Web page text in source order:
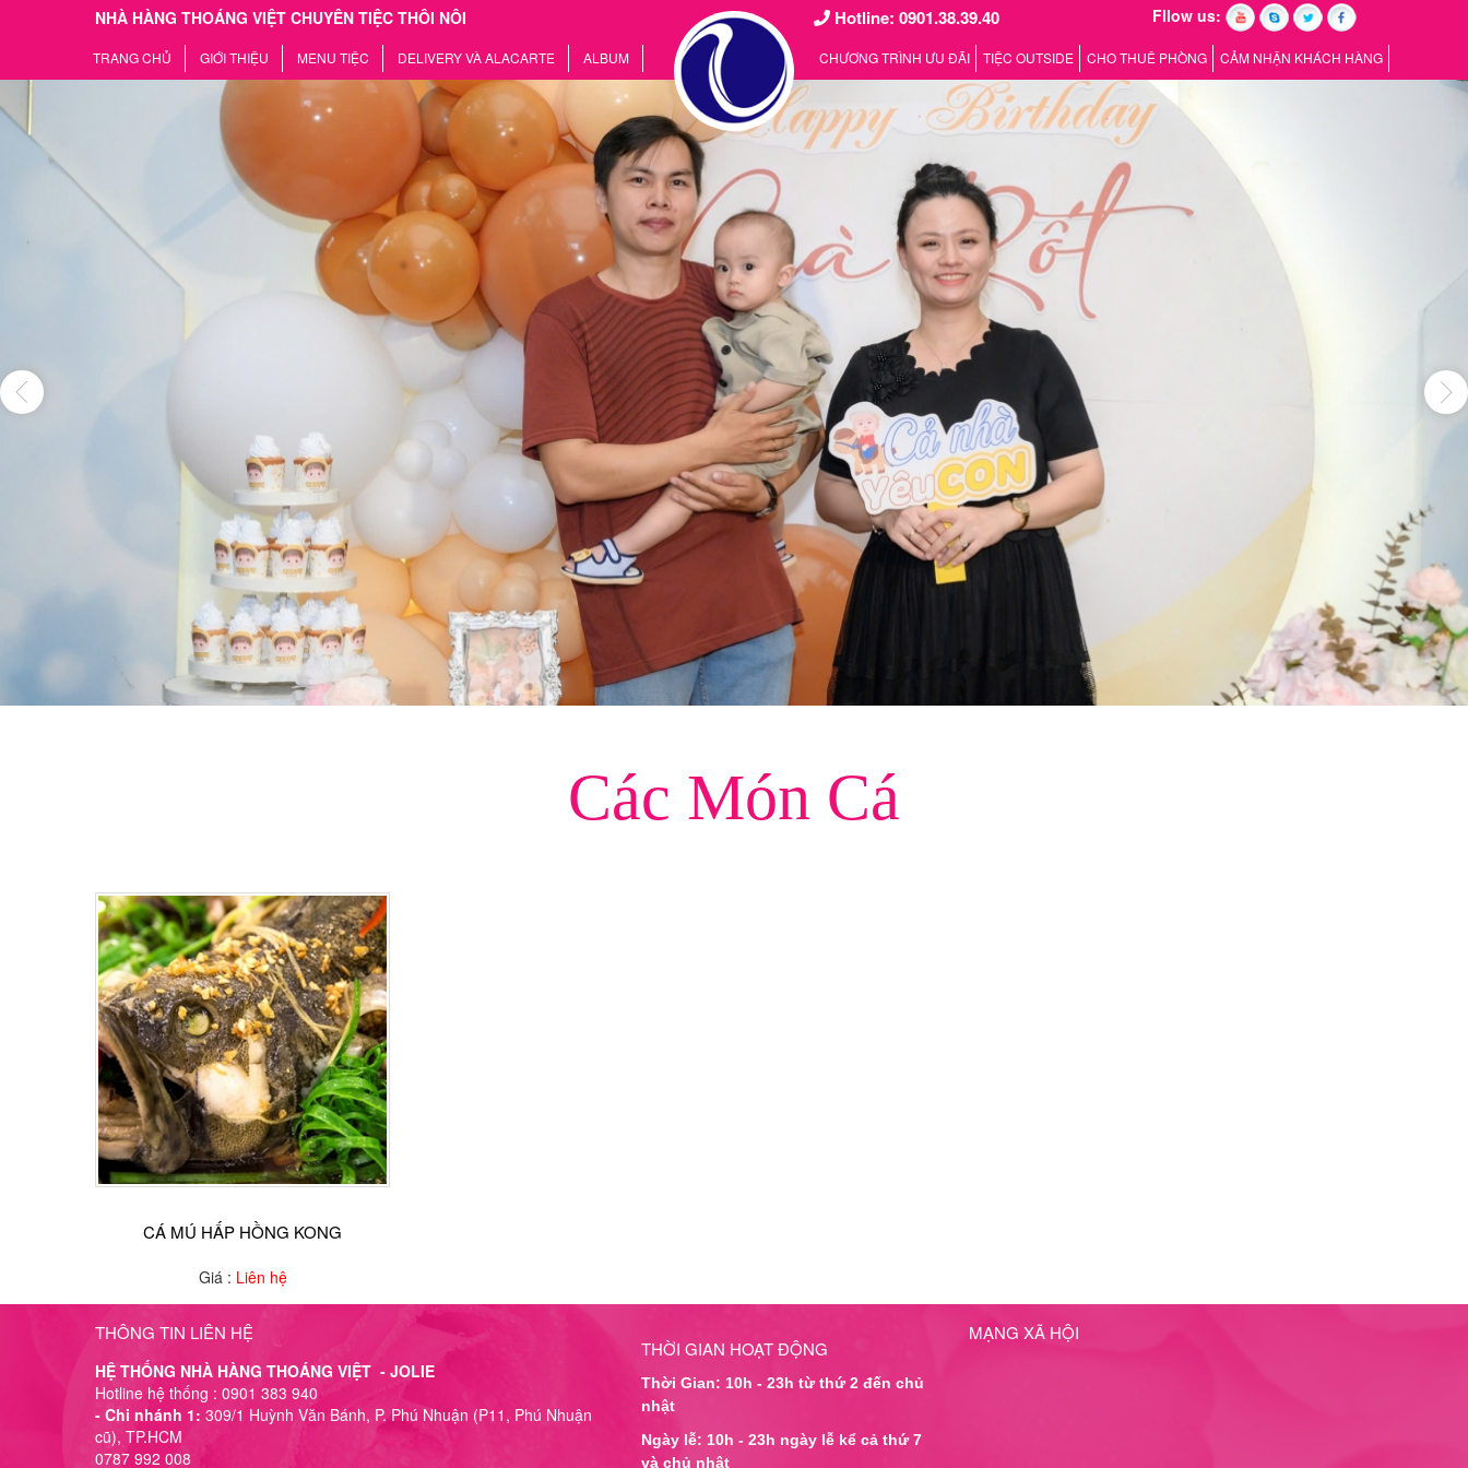
NHÀ HÀNG THOÁNG VIỆT CHUYÊN TIỆC THÔI NÔI Hotline: 0901.38.39.40 Fllow us:
TRANG CHỦ GIỚI THIỆU MENU TIỆC DELIVERY VÀ ALACARTE ALBUM CHƯƠNG TRÌNH ƯU ĐÃI TIỆC OUTSIDE CHO THUÊ PHÒNG CẢM NHẬN KHÁCH HÀNG
Các Món Cá
CÁ MÚ HẤP HỒNG KONG
Giá : Liên hệ
THÔNG TIN LIÊN HỆ
HỆ THỐNG NHÀ HÀNG THOÁNG VIỆT - JOLIE
Hotline hệ thống : 0901 383 940
- Chi nhánh 1: 309/1 Huỳnh Văn Bánh, P. Phú Nhuận (P11, Phú Nhuận
cũ), TP.HCM
0787 992 008
THỜI GIAN HOẠT ĐỘNG
Thời Gian: 10h - 23h từ thứ 2 đến chủ
nhật
Ngày lễ: 10h - 23h ngày lễ kể cả thứ 7
và chủ nhật
MẠNG XÃ HỘI